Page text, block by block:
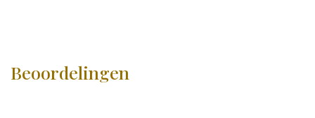
Beoordelingen